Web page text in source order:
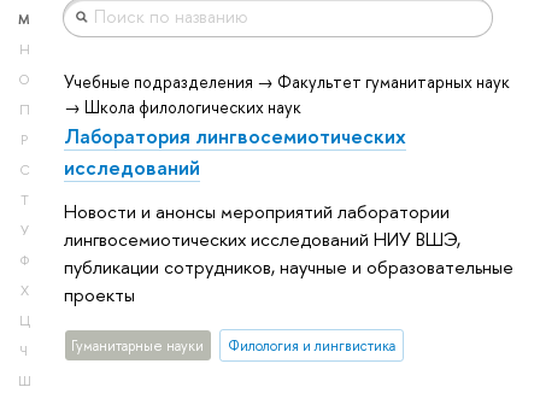
М
Н
О
П
Р
С
Т
У
Ф
Х
Ц
Ч
Ш
Учебные подразделения → Факультет гуманитарных наук
→ Школа филологических наук
Лаборатория лингвосемиотических
исследований
Новости и анонсы мероприятий лаборатории
лингвосемиотических исследований НИУ ВШЭ,
публикации сотрудников, научные и образовательные
проекты
Гуманитарные науки Филология и лингвистика